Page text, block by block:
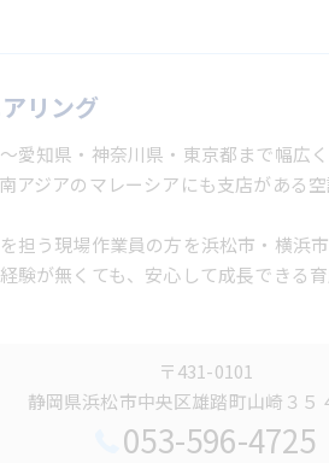
リング
愛知県・神奈川県・東京都まで幅広
アジアのマレーシアにも支店がある
担う現場作業員の方を浜松市・横浜市
験が無くても、安心して成長できる
〒431-0101
静岡県浜松市中央区雄踏町山崎３５
053-596-4725